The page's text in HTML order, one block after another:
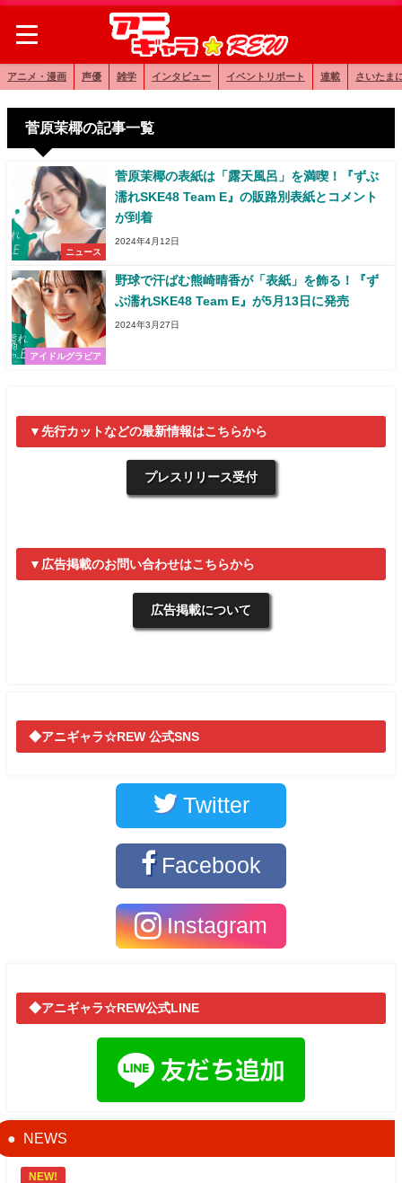
アニメ・漫画 声優 雑学 インタビュー イベントリポート 連載 さいたま
菅原茉椰の記事一覧
ニュース
菅原茉椰の表紙は「露天風呂」を満喫！『ずぶ
濡れSKE48 Team E』の販路別表紙とコメント
が到着
2024年4月12日
アイドルグラビア
野球で汗ばむ熊崎晴香が「表紙」を飾る！『ず
ぶ濡れSKE48 Team E』が5月13日に発売
2024年3月27日
▼先行カットなどの最新情報はこちらから
プレスリリース受付
▼広告掲載のお問い合わせはこちらから
広告掲載について
◆アニギャラ☆REW 公式SNS
Twitter
Facebook
Instagram
◆アニギャラ☆REW公式LINE
NEWS
NEW!